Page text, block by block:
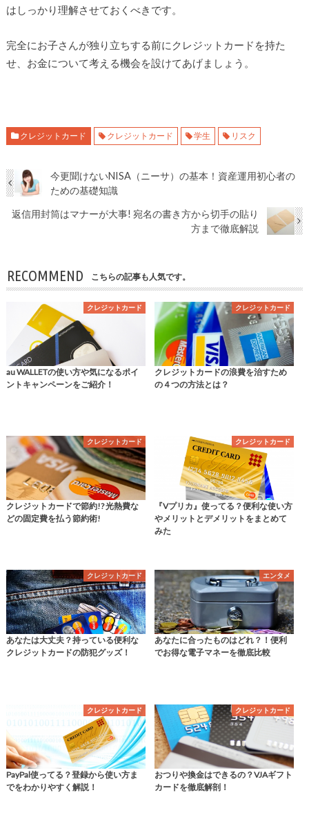
はしっかり理解させておくべきです。
完全にお子さんが独り立ちする前にクレジットカードを持た
せ、お金について考える機会を設けてあげましょう。
クレジットカード クレジットカード 学生 リスク
今更聞けないNISA（ニーサ）の基本！資産運用初心者の
ための基礎知識
返信用封筒はマナーが大事! 宛名の書き方から切手の貼り
方まで徹底解説
RECOMMEND こちらの記事も人気です。
クレジットカード
au WALLETの使い方や気になるポイ
ントキャンペーンをご紹介！
クレジットカード
クレジットカードの浪費を治すため
の４つの方法とは？
クレジットカード
クレジットカードで節約!? 光熱費な
どの固定費を払う節約術!
クレジットカード
『Vプリカ』使ってる？便利な使い方
やメリットとデメリットをまとめて
みた
クレジットカード
あなたは大丈夫？持っている便利な
クレジットカードの防犯グッズ！
エンタメ
あなたに合ったものはどれ？！便利
でお得な電子マネーを徹底比較
クレジットカード
PayPal使ってる？登録から使い方ま
でをわかりやすく解説！
クレジットカード
おつりや換金はできるの？VJAギフト
カードを徹底解剖！